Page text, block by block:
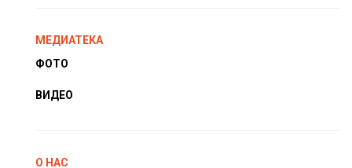
МЕДИАТЕКА
ФОТО
ВИДЕО
О НАС